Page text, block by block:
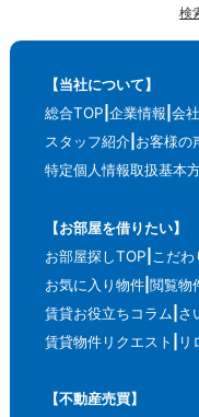
検
【当社について】
総合TOP 企業情報 会
スタッフ紹介 お客様の
特定個人情報取扱基本
【お部屋を借りたい】
お部屋探しTOP こだ
お気に入り物件 閲覧物
賃貸お役立ちコラム さ
賃貸物件リクエスト
リ
【不動産売買】